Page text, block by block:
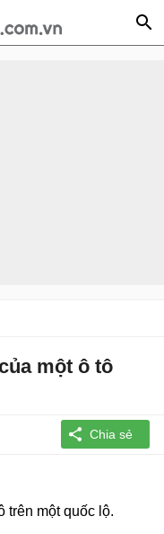
một ô tô
trên một quốc lộ.